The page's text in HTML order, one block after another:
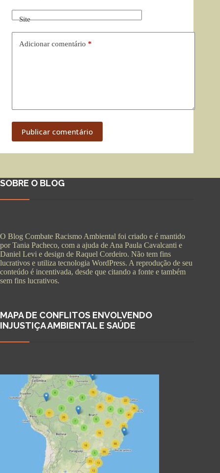
Site
Adicionar comentário *
Publicar comentário
SOBRE O BLOG
O Blog Combate Racismo Ambiental foi criado e é mantido
por Tania Pacheco, com a ajuda de Ana Paula Cavalcanti e
Daniel Levi e design de Raquel Cordeiro. Não tem fins
lucrativos e utiliza tecnologia WordPress. A reprodução de seu
conteúdo é incentivada, desde que citando a fonte e também
sem fins lucrativos.
MAPA DE CONFLITOS ENVOLVENDO
INJUSTIÇA AMBIENTAL E SAÚDE